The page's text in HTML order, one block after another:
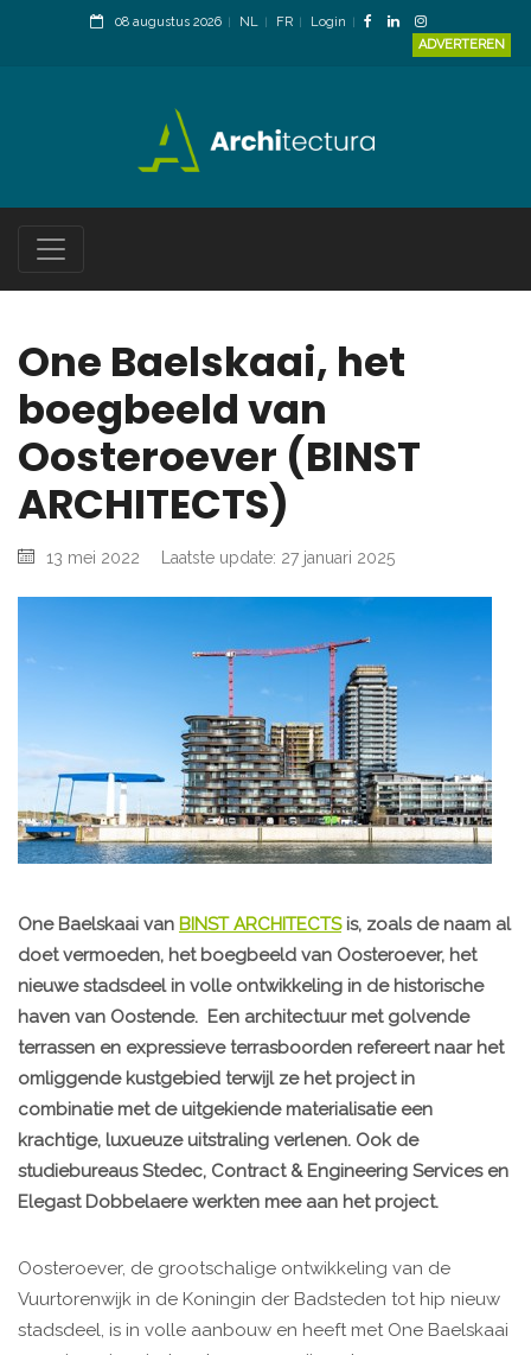
08 augustus 2026 NL FR
Login
ADVERTEREN
One Baelskaai, het
boegbeeld van
Oosteroever (BINST
ARCHITECTS)
13 mei 2022 Laatste update: 27 januari 2025
One Baelskaai van BINST ARCHITECTSis, zoals de naam al
doet vermoeden, het boegbeeld van Oosteroever, het
nieuwe stadsdeel in volle ontwikkeling in de historische
haven van Oostende. Een architectuur met golvende
terrassen en expressieve terrasboorden refereert naar het
omliggende kustgebied terwijl ze het project in
combinatie met de uitgekiende materialisatie een
krachtige, luxueuze uitstraling verlenen. Ook de
studiebureaus Stedec, Contract & Engineering Services en
Elegast Dobbelaere werkten mee aan het project.
Oosteroever, de grootschalige ontwikkeling van de
Vuurtorenwijk in de Koningin der Badsteden tot hip nieuw
stadsdeel, is in volle aanbouw en heeft met One Baelskaai